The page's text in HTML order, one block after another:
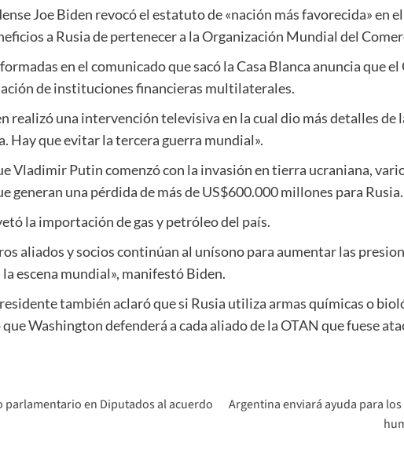
Joe Biden revocó el estatuto de «nación más favorecida» en
a Rusia de pertenecer a la Organización Mundial del
en el comunicado que sacó la Casa Blanca anuncia que
de instituciones financieras multilaterales.
realizó una intervención televisiva en la cual dio más detalles de
Hay que evitar la tercera guerra mundial».
Vladimir Putin comenzó con la invasión en tierra ucraniana,
generan una pérdida de más de US$600.000 millones para Rusia.
la importación de gas y petróleo del país.
aliados y socios continúan al unísono para aumentar las
escena mundial», manifestó Biden.
también aclaró que si Rusia utiliza armas químicas o
Washington defenderá a cada aliado de la OTAN que fuese
parlamentario en Diputados al acuerdo
Argentina enviará ayuda para